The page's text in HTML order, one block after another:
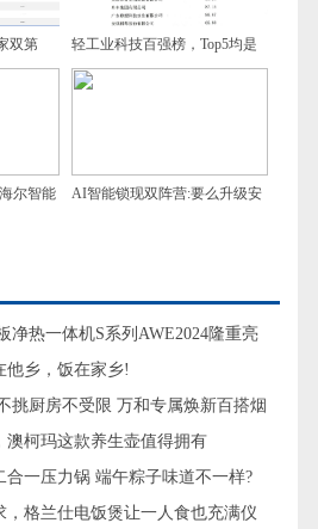
双第 轻工业科技百强榜，Top5均是
家电企业，谁是第一？
尔智能 AI智能锁现双阵营:要么升级安
净热一体机S系列AWE2024隆重亮
他乡，饭在家乡!
挑厨房不受限 万和专属焕新百搭烟
澳柯玛这款养生壶值得拥有
合一压力锅 端午粽子味道不一样?
，格兰仕电饭煲让一人食也充满仪